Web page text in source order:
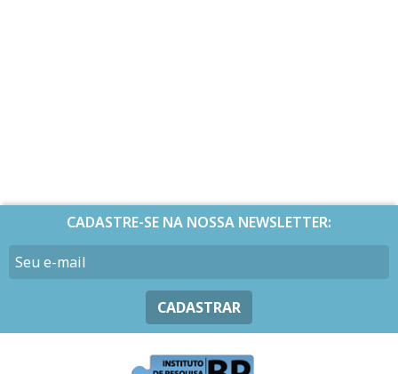
CADASTRE-SE NA NOSSA NEWSLETTER:
CADASTRAR